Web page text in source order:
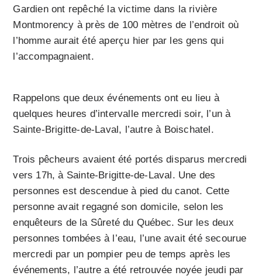
Gardien ont repêché la victime dans la rivière
Montmorency à près de 100 mètres de l’endroit où
l’homme aurait été aperçu hier par les gens qui
l’accompagnaient.
Rappelons que deux événements ont eu lieu à
quelques heures d’intervalle mercredi soir, l’un à
Sainte-Brigitte-de-Laval, l’autre à Boischatel.
Trois pêcheurs avaient été portés disparus mercredi
vers 17h, à Sainte-Brigitte-de-Laval. Une des
personnes est descendue à pied du canot. Cette
personne avait regagné son domicile, selon les
enquêteurs de la Sûreté du Québec. Sur les deux
personnes tombées à l’eau, l’une avait été secourue
mercredi par un pompier peu de temps après les
événements, l’autre a été retrouvée noyée jeudi par